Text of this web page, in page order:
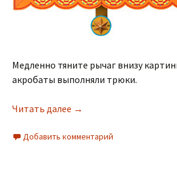
Медленно тяните рычаг внизу
акробаты выполняли трюки.
Читать далее →
Добавить комментарий